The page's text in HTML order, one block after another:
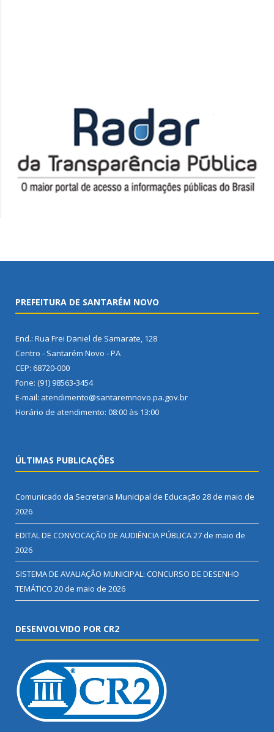
PREFEITURA DE SANTARÉM NOVO
End.: Rua Frei Daniel de Samarate, 128
Centro - Santarém Novo - PA
CEP: 68720-000
Fone: (91) 98563-3454
E-mail: atendimento@santaremnovo.pa.gov.br
Horário de atendimento: 08:00 às 13:00
ÚLTIMAS PUBLICAÇÕES
Comunicado da Secretaria Municipal de Educação 28 de maio de
2026
EDITAL DE CONVOCAÇÃO DE AUDIÊNCIA PÚBLICA27 de maio de
2026
SISTEMA DE AVALIAÇÃO MUNICIPAL: CONCURSO DE DESENHO
TEMÁTICO 20 de maio de 2026
DESENVOLVIDO POR CR2